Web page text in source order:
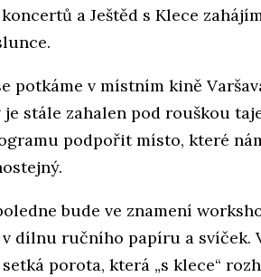
a Ještěd s Klece
potkáme v místním kině
je stále zahalen pod rouškou
podpořit místo, které
bude ve znamení
dílnu ručního papíru a svíček.
porota, která „s klece“